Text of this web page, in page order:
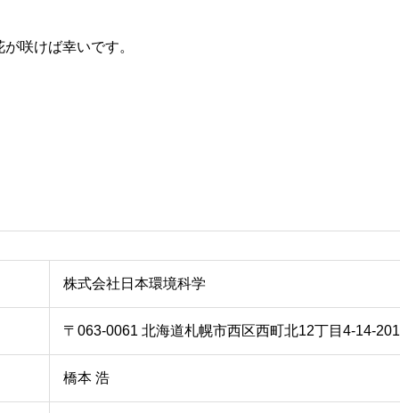
咲けば幸いです。
株式会社日本環境科学
〒063-0061 北海道札幌市西区西町北12丁目4-14-201
橋本 浩